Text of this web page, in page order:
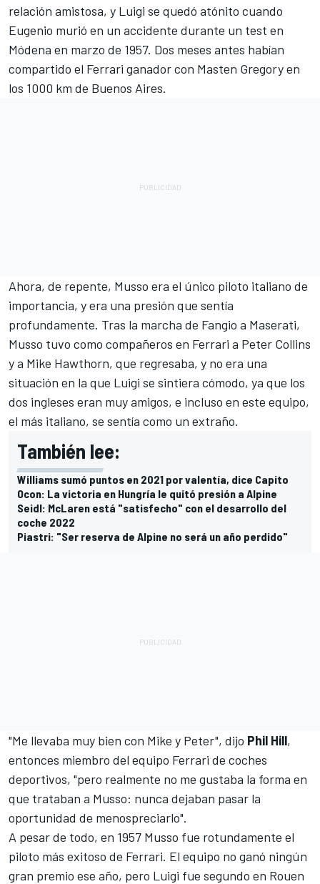
relación amistosa, y Luigi se quedó atónito cuando
Eugenio murió en un accidente durante un test en
Módena en marzo de 1957. Dos meses antes habían
compartido el Ferrari ganador con Masten Gregory en
los 1000 km de Buenos Aires.
Ahora, de repente, Musso era el único piloto italiano de
importancia, y era una presión que sentía
profundamente. Tras la marcha de Fangio a Maserati,
Musso tuvo como compañeros en Ferrari a Peter Collins
y a Mike Hawthorn, que regresaba, y no era una
situación en la que Luigi se sintiera cómodo, ya que los
dos ingleses eran muy amigos, e incluso en este equipo,
el más italiano, se sentía como un extraño.
También lee:
Williams sumó puntos en 2021 por valentía, dice Capito
Ocon: La victoria en Hungría le quitó presión a Alpine
Seidl: McLaren está "satisfecho" con el desarrollo del
coche 2022
Piastri: "Ser reserva de Alpine no será un año perdido"
"Me llevaba muy bien con Mike y Peter", dijo Phil Hill,
entonces miembro del equipo Ferrari de coches
deportivos, "pero realmente no me gustaba la forma en
que trataban a Musso: nunca dejaban pasar la
oportunidad de menospreciarlo".
A pesar de todo, en 1957 Musso fue rotundamente el
piloto más exitoso de Ferrari. El equipo no ganó ningún
gran premio ese año, pero Luigi fue segundo en Rouen